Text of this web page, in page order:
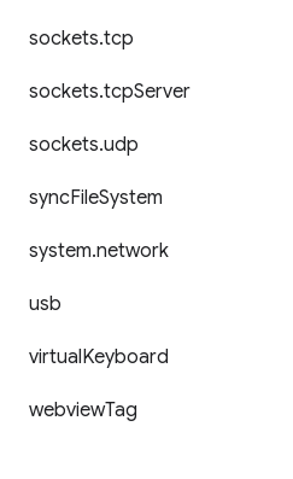
sockets.tcp
sockets.tcpServer
sockets.udp
syncFileSystem
system.network
usb
virtualKeyboard
webviewTag